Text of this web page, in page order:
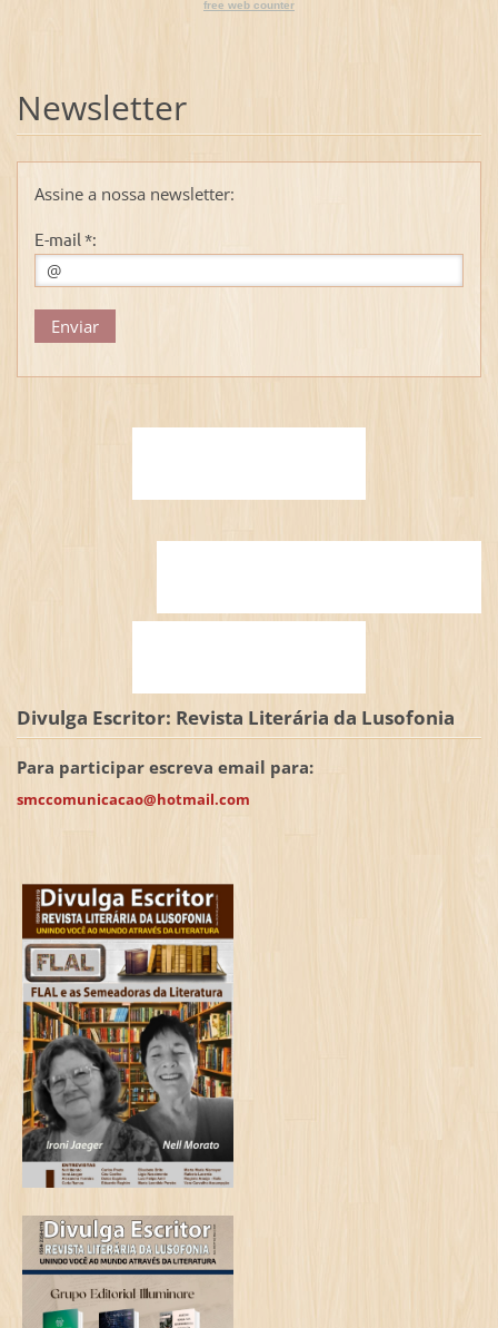
free web counter
Newsletter
Assine a nossa newsletter:
E-mail *:
Divulga Escritor: Revista Literária da Lusofonia
Para participar escreva email para:
smccomunicacao@hotmail.com